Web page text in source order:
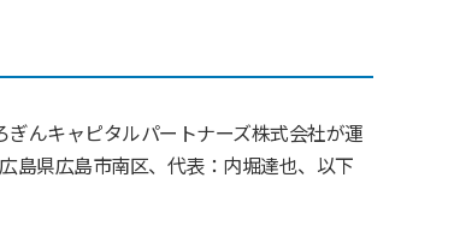
んキャピタルパートナーズ株式会社が運
島県広島市南区、代表：内堀達也、以下